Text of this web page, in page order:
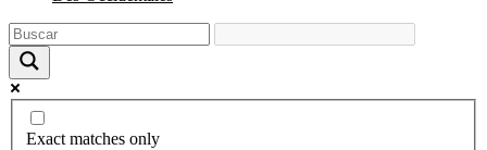
Exact matches only